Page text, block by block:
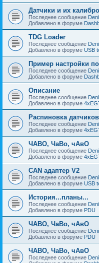
Датчики и их
Последнее сообщение
Добавлено в форуме
TDG Loader
Последнее сообщение
Добавлено в форуме USB
Пример настройки
Последнее сообщение
Добавлено в форуме
Описание
Последнее сообщение
Добавлено в форуме
Распиновка
Последнее сообщение
Добавлено в форуме
ЧАВО, ЧаВо, чАвО
Последнее сообщение
Добавлено в форуме
CAN адаптер V2
Последнее сообщение
Добавлено в форуме USB
История...планы...
Последнее сообщение
Добавлено в форуме PDU
ЧАВО, ЧаВо, чАвО
Последнее сообщение
Добавлено в форуме PDU
ЧАВО, ЧаВо, чАвО
Последнее сообщение